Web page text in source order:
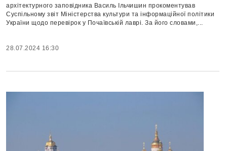
архітектурного заповідника Василь Ільчишин прокоментував
Суспільному звіт Міністерства культури та інформаційної політики
України щодо перевірок у Почаївській лаврі. За його словами,...
28.07.2024 16:30